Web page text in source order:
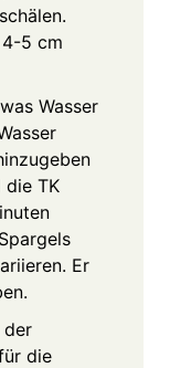
5 cm
Wasser
die TK
Er
der
die